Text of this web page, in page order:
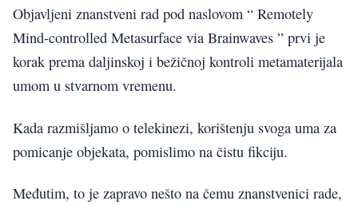
Objavljeni znanstveni rad pod naslovom “ Remotely
Mind-controlled Metasurface via Brainwaves ” prvi je
korak prema daljinskoj i bežičnoj kontroli metamaterijala
umom u stvarnom vremenu.
Kada razmišljamo o telekinezi, korištenju svoga uma za
pomicanje objekata, pomislimo na čistu fikciju.
Međutim, to je zapravo nešto na čemu znanstvenici rade,